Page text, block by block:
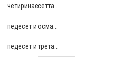
четиринаесетта...
педесет и осма...
педесет и трета...